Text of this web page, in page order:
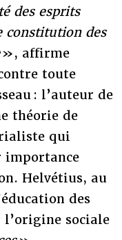
des esprits
constitution des
», affirme
toute
: l’auteur de
théorie de
qui
importance
Helvétius, au
des
l’origine sociale